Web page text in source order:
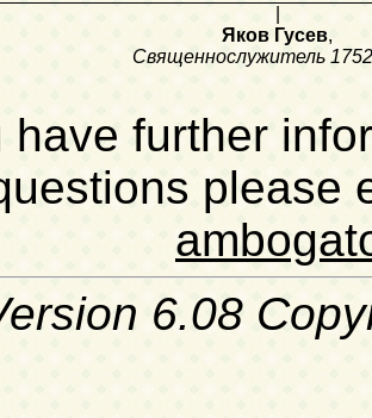
Яков Гусев,
Священнослужитель
have further
please
6.08